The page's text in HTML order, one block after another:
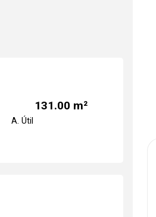
131.00 m²
A. Útil